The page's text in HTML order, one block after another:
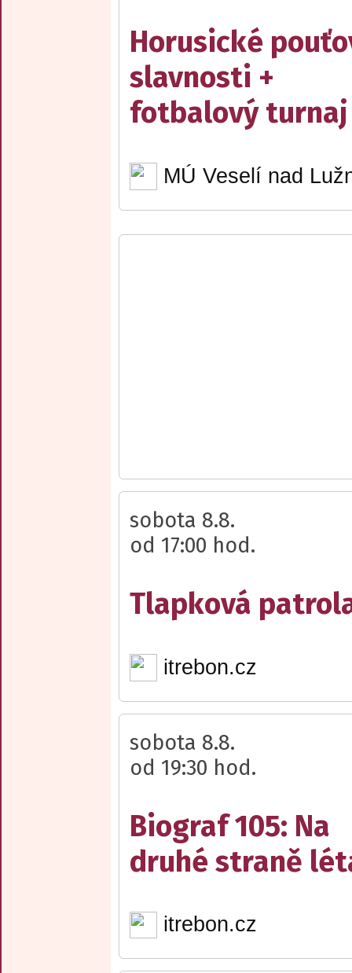
Horusické
slavnosti +
fotbalový turnaj
MÚ Veselí nad
sobota 8.8.
od 17:00 hod.
Tlapková
itrebon.cz
sobota 8.8.
od 19:30 hod.
Biograf 105: Na
druhé straně
itrebon.cz